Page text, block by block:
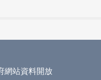
網站資料開放